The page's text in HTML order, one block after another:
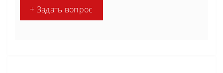
+ Задать вопрос